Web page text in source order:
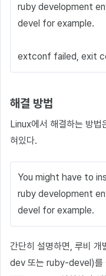
ruby development
devel for example.
extconf failed, exit
해결 방법
Linux에서 해결하는 방법
혀있다.
You might have to
ruby development
devel for example.
간단히 설명하면, 루비
dev 또는 ruby-devel)를